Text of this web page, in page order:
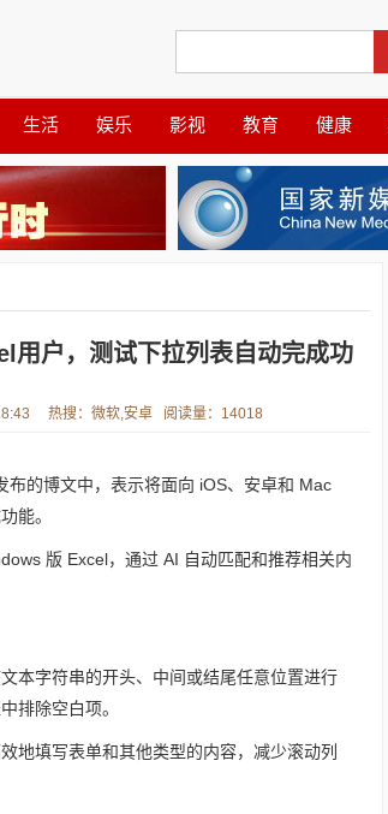
生活 娱乐 影视 教育 健康
用户，测试下拉列表自动完成功
热搜：微软,安卓 阅读量：14018
的博文中，表示将面向 iOS、安卓和 Mac
能。
版 Excel，通过 AI 自动匹配和推荐相关内
本字符串的开头、中间或结尾任意位置进行
排除空白项。
地填写表单和其他类型的内容，减少滚动列